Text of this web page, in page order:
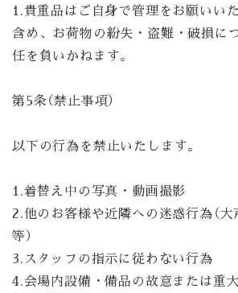
1.貴重品はご自身で管理をお願いい
含め、お荷物の紛失・盗難・破損に
任を負いかねます。
第5条（禁止事項）
以下の行為を禁止いたします。
1.着替え中の写真・動画撮影
2.他のお客様や近隣への迷惑行為（
等）
3.スタッフの指示に従わない行為
4.会場内設備・備品の故意または重